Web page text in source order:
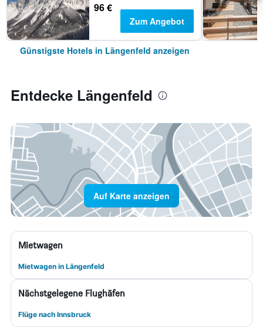
96 €
Zum Angebot
Günstigste Hotels in Längenfeld anzeigen
Entdecke Längenfeld
Auf Karte anzeigen
Mietwagen
Mietwagen in Längenfeld
Nächstgelegene Flughäfen
Flüge nach Innsbruck